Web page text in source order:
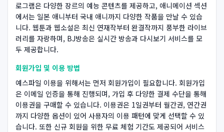
로그램은 다양한 장르의 예능 콘텐츠를 제공하고, 애니메이션 섹션
에서는 일본 애니부터 국내 애니까지 다양한 작품을 만날 수 있습
니다. 웹툰과 웹소설은 최신 연재작부터 완결작까지 풍부한 라이브
러리를 자랑하며, BJ방송은 실시간 방송과 다시보기 서비스를 모
두 제공합니다.
회원가입 및 이용 방법
예스파일 이용을 위해서는 먼저 회원가입이 필요합니다. 회원가입
은 이메일 인증을 통해 진행되며, 가입 후 다양한 결제 수단을 통해
이용권을 구매할 수 있습니다. 이용권은 1일권부터 월간권, 연간권
까지 다양한 옵션이 있어 사용자의 이용 패턴에 맞게 선택할 수 있
습니다. 또한 신규 회원을 위한 무료 체험 기간도 제공되어 서비스